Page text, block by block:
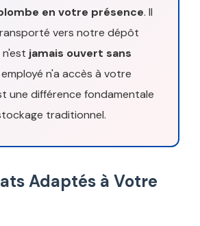
en votre présence. Il
vers notre dépôt
jamais ouvert sans
n'a accès à votre
une différence fondamentale
traditionnel.
Adaptés à Votre